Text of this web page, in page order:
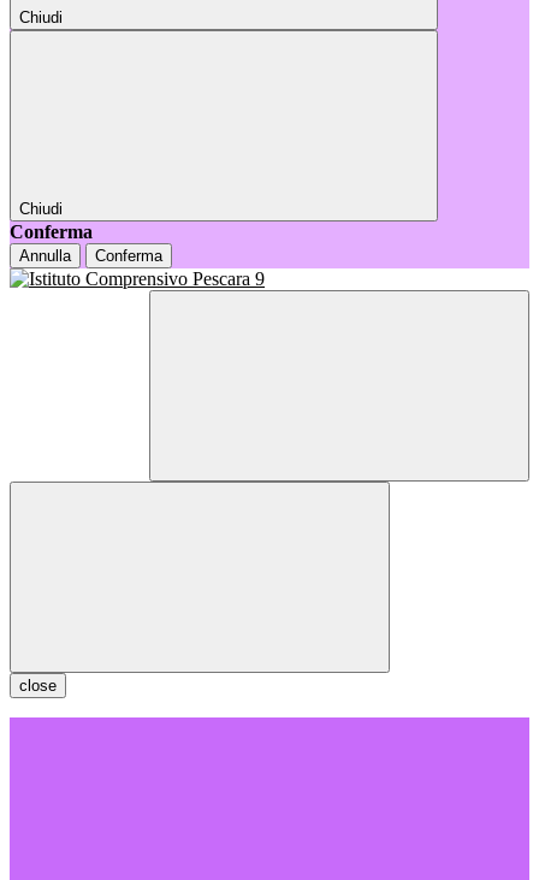
Chiudi
Chiudi
Conferma
Annulla Conferma
close